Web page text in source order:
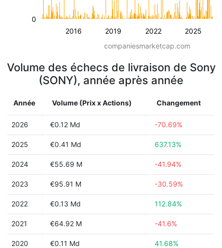
2016 2019 2022 2025
0
companiesmarketcap.com
Volume des échecs de livraison de Sony
(SONY), année après année
Année Volume (Prix x Actions) Changement
2026 €0.12 Md -70.69%
2025 €0.41 Md 637.13%
2024 €55.69 M -41.94%
2023 €95.91 M -30.59%
2022 €0.13 Md 112.84%
2021 €64.92 M -41.6%
2020 €0.11 Md 41.68%